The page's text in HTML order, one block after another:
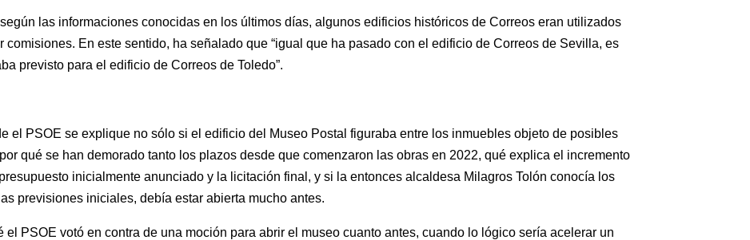
las informaciones conocidas en los últimos días, algunos edificios históricos de Correos eran utilizados
comisiones. En este sentido, ha señalado que “igual que ha pasado con el edificio de Correos de Sevilla, es
previsto para el edificio de Correos de Toledo”.
el PSOE se explique no sólo si el edificio del Museo Postal figuraba entre los inmuebles objeto de posibles
qué se han demorado tanto los plazos desde que comenzaron las obras en 2022, qué explica el incremento
inicialmente anunciado y la licitación final, y si la entonces alcaldesa Milagros Tolón conocía los
previsiones iniciales, debía estar abierta mucho antes.
PSOE votó en contra de una moción para abrir el museo cuanto antes, cuando lo lógico sería acelerar un